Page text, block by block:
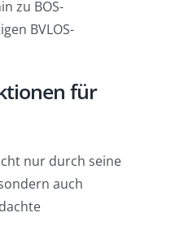
zu BOS-
BVLOS-
für
nur durch seine
auch